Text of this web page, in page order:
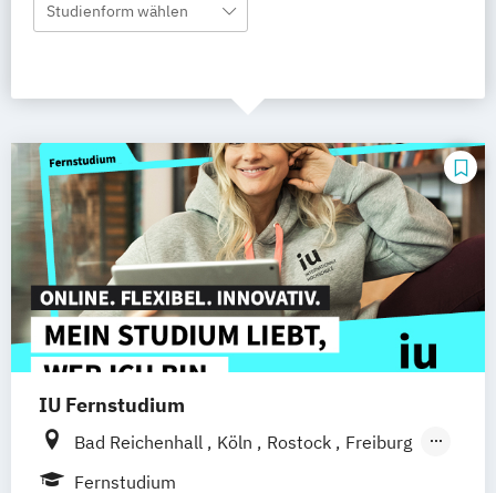
Studienform wählen
IU Fernstudium
Bad Reichenhall Köln Rostock
Freiburg
Kiel
Frankfurt am Main
Fernstudium